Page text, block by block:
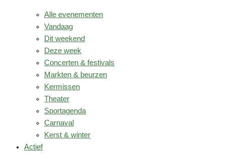
Alle evenementen
Vandaag
Dit weekend
Deze week
Concerten & festivals
Markten & beurzen
Kermissen
Theater
Sportagenda
Carnaval
Kerst & winter
Actief